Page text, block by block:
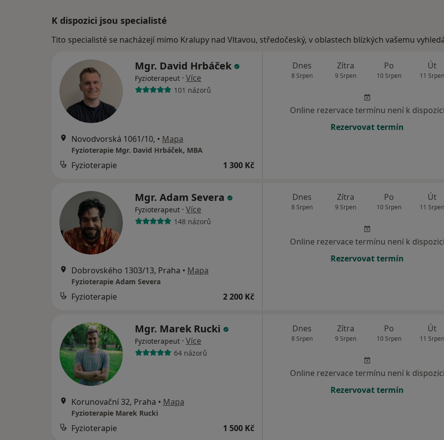
K dispozici jsou specialisté
Tito specialisté se nacházejí mimo Kralupy nad Vltavou, středočeský, v oblastech blízkých vašemu
Mgr. David Hrbáček
Fyzioterapeut · Více
101 názorů
Novodvorská 1061/10, • Mapa
Fyzioterapie Mgr. David Hrbáček, MBA
Fyzioterapie 1 300 Kč
Dnes
8 Srpen
Zítra
9 Srpen
Po
10 Srpen
Út
11 Srpen
Online rezervace termínu není k dispozici
Rezervovat termín
Mgr. Adam Severa
Fyzioterapeut · Více
148 názorů
Dobrovského 1303/13, Praha • Mapa
Fyzioterapie Adam Severa
Fyzioterapie 2 200 Kč
Dnes
8 Srpen
Zítra
9 Srpen
Po
10 Srpen
Út
11 Srpen
Online rezervace termínu není k dispozici
Rezervovat termín
Mgr. Marek Rucki
Fyzioterapeut · Více
64 názorů
Korunovační 32, Praha • Mapa
Fyzioterapie Marek Rucki
Fyzioterapie 1 500 Kč
Dnes
8 Srpen
Zítra
9 Srpen
Po
10 Srpen
Út
11 Srpen
Online rezervace termínu není k dispozici
Rezervovat termín